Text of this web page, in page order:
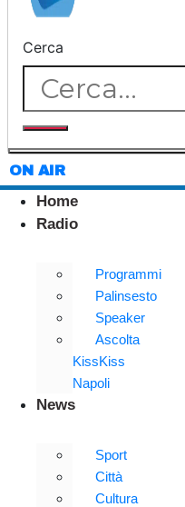
Cerca
ON AIR
Home
Radio
Programmi
Palinsesto
Speaker
Ascolta
KissKiss
Napoli
News
Sport
Città
Cultura